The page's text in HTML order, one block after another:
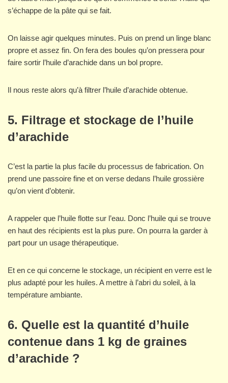
s’échappe de la pâte qui se fait.
On laisse agir quelques minutes. Puis on prend un linge blanc
propre et assez fin. On fera des boules qu’on pressera pour
faire sortir l’huile d’arachide dans un bol propre.
Il nous reste alors qu’à filtrer l’huile d’arachide obtenue.
5. Filtrage et stockage de l’huile
d’arachide
C’est la partie la plus facile du processus de fabrication. On
prend une passoire fine et on verse dedans l’huile grossière
qu’on vient d’obtenir.
A rappeler que l’huile flotte sur l’eau. Donc l’huile qui se trouve
en haut des récipients est la plus pure. On pourra la garder à
part pour un usage thérapeutique.
Et en ce qui concerne le stockage, un récipient en verre est le
plus adapté pour les huiles. A mettre à l’abri du soleil, à la
température ambiante.
6. Quelle est la quantité d’huile
contenue dans 1 kg de graines
d’arachide ?